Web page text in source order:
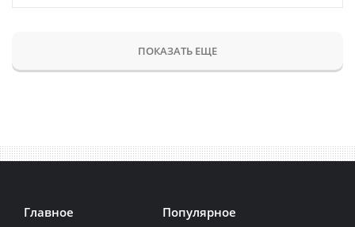
ПОКАЗАТЬ ЕЩЕ
Главное Популярное